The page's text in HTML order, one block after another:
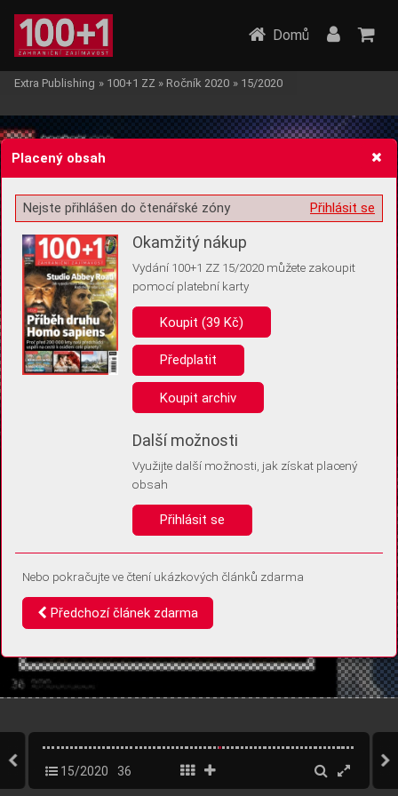
Žádost o souhlas s ukládáním volitelných informací
Pro základní fungování webu nepotřebujeme ukládat žádné informace
(tzv. cookies apod.). Rádi bychom vás ale požádali o souhlas s
uložením volitelných informací:
Anonymní unikátní ID
Díky němu příště poznáme, že se jedná o stejné zařízení, a
Identifikátor je zcela anonymní.
Vaše souhlasy a odmítnutí si ukládáme do vašeho zařízení, abychom se
vás už příště znovu neptali. Můžete je kdykoli později upravit ve Správě
Domů
Extra Publishing » 100+1 ZZ » Ročník 2020 » 15/2020
15/2020 36
Placený obsah
Přihlásit se
Nejste přihlášen do čtenářské zóny
Okamžitý nákup
Vydání 100+1 ZZ 15/2020 můžete zakoupit
pomocí platební karty
Koupit (39 Kč)
Předplatit
Koupit archiv
Další možnosti
Využijte další možnosti, jak získat placený
obsah
Přihlásit se
Nebo pokračujte ve čtení ukázkových článků zdarma
Předchozí článek zdarma